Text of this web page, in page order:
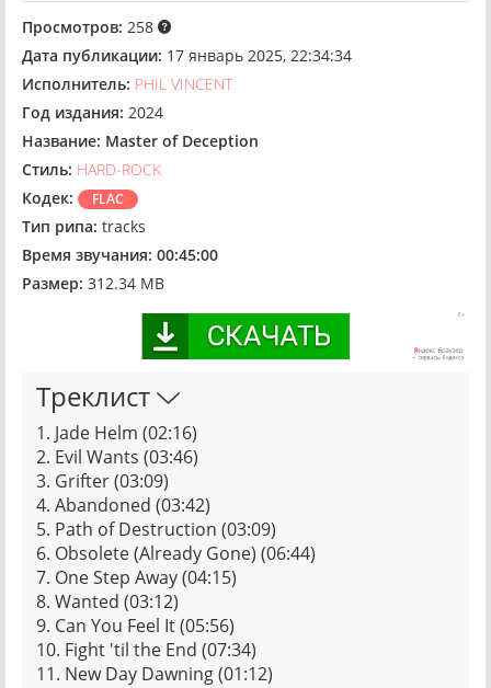
Просмотров: 258
Дата публикации: 17 январь 2025, 22:34:34
Исполнитель: PHIL VINCENT
Год издания: 2024
Название: Master of Deception
Стиль: HARD-ROCK
Кодек:
FLAC
Тип рипа: tracks
Время звучания: 00:45:00
Размер: 312.34 MB
Треклист
1. Jade Helm (02:16)
2. Evil Wants (03:46)
3. Grifter (03:09)
4. Abandoned (03:42)
5. Path of Destruction (03:09)
6. Obsolete (Already Gone) (06:44)
7. One Step Away (04:15)
8. Wanted (03:12)
9. Can You Feel It (05:56)
10. Fight 'til the End (07:34)
11. New Day Dawning (01:12)